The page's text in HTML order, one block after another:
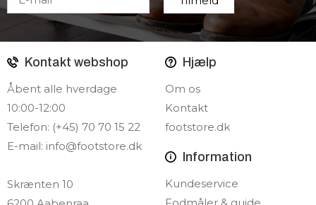
Kontakt webshop
Åbent alle hverdage
10:00-12:00
Telefon: (+45) 70 70 15 22
E-mail: info@footstore.dk
Skrænten 10
Hjælp
Om os
Kontakt
footstore.dk
Information
Kundeservice